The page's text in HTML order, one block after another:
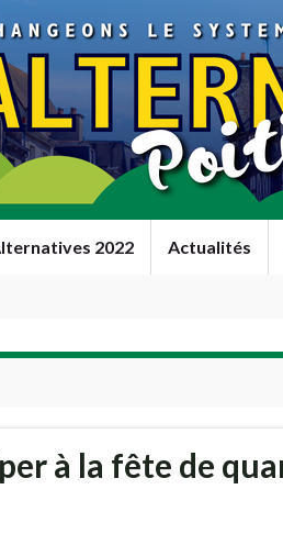
2022 Actualités
à la fête de